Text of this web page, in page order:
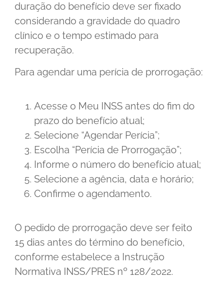
duração do benefício deve ser fixado
considerando a gravidade do quadro
clínico e o tempo estimado para
recuperação.
Para agendar uma perícia de prorrogação:
Acesse o Meu INSS antes do fim do
prazo do benefício atual;
Selecione “Agendar Perícia”;
Escolha “Perícia de Prorrogação”;
Informe o número do benefício atual;
Selecione a agência, data e horário;
Confirme o agendamento.
O pedido de prorrogação deve ser feito
15 dias antes do término do benefício,
conforme estabelece a Instrução
Normativa INSS/PRES nº 128/2022.